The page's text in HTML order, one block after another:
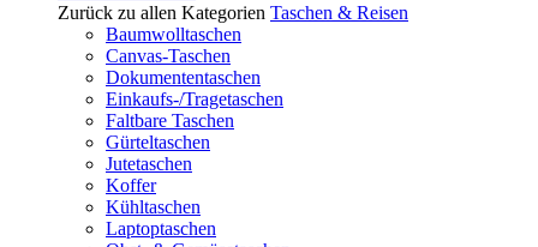
Zurück zu allen Kategorien Taschen & Reisen
Baumwolltaschen
Canvas-Taschen
Dokumententaschen
Einkaufs-/Tragetaschen
Faltbare Taschen
Gürteltaschen
Jutetaschen
Koffer
Kühltaschen
Laptoptaschen